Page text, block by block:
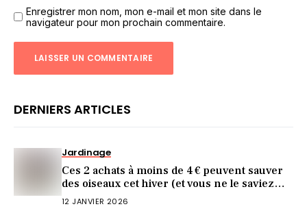
Enregistrer mon nom, mon e-mail et mon site dans le
navigateur pour mon prochain commentaire.
DERNIERS ARTICLES
Jardinage
Ces 2 achats à moins de 4 € peuvent sauver
des oiseaux cet hiver (et vous ne le saviez
pas)
12 JANVIER 2026